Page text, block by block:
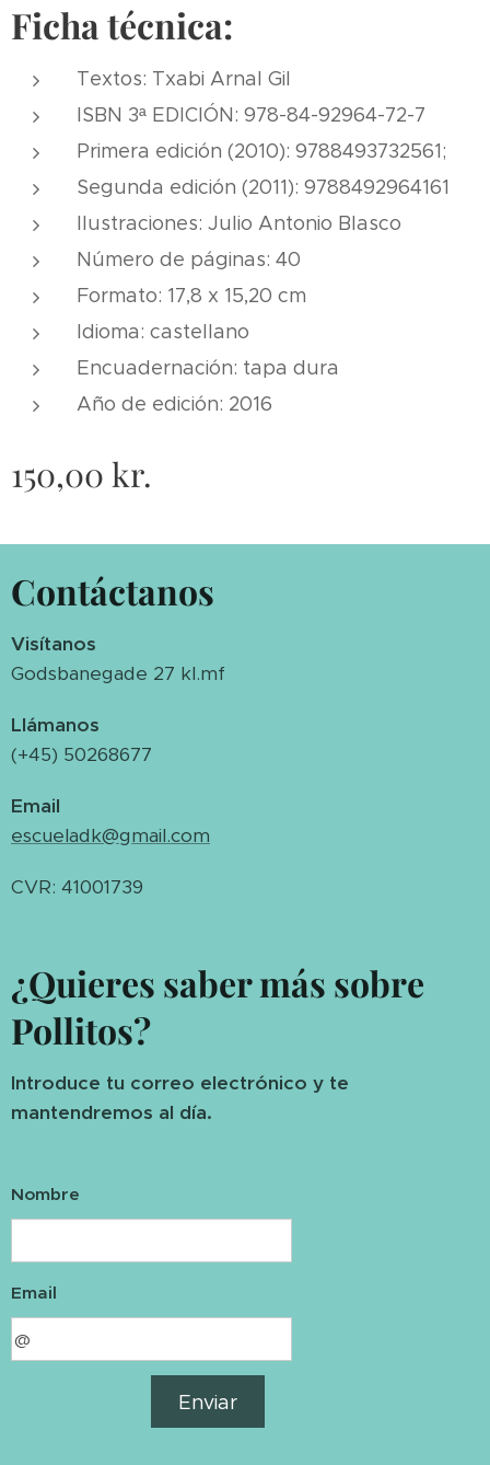
Ficha técnica:
Textos: Txabi Arnal Gil
ISBN 3ª EDICIÓN: 978-84-92964-72-7
Primera edición (2010): 9788493732561;
Segunda edición (2011): 9788492964161
Ilustraciones: Julio Antonio Blasco
Número de páginas: 40
Formato: 17,8 x 15,20 cm
Idioma: castellano
Encuadernación: tapa dura
Año de edición: 2016
150,00 kr.
Contáctanos
Visítanos
Godsbanegade 27 kl.mf
Llámanos
(+45) 50268677
Email
escueladk@gmail.com
CVR: 41001739
¿Quieres saber más sobre
Pollitos?
Introduce tu correo electrónico y te
mantendremos al día.
Nombre
Email
Enviar